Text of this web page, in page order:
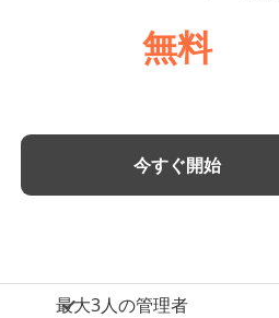
無料
今すぐ開始
最大3人の管理者